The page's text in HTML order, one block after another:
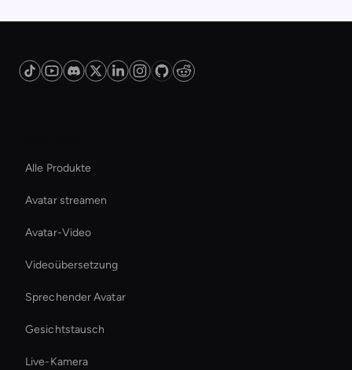
Alle Produkte
Avatar streamen
Avatar-Video
Videoübersetzung
Sprechender Avatar
Gesichtstausch
Live-Kamera